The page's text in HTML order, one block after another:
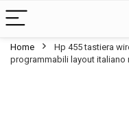
Home
Hp 455 tastiera
programmabili layout italiano